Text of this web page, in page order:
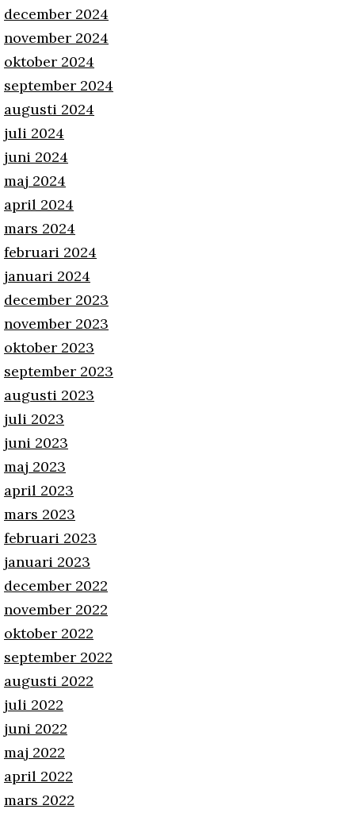
december 2024
november 2024
oktober 2024
september 2024
augusti 2024
juli 2024
juni 2024
maj 2024
april 2024
mars 2024
februari 2024
januari 2024
december 2023
november 2023
oktober 2023
september 2023
augusti 2023
juli 2023
juni 2023
maj 2023
april 2023
mars 2023
februari 2023
januari 2023
december 2022
november 2022
oktober 2022
september 2022
augusti 2022
juli 2022
juni 2022
maj 2022
april 2022
mars 2022